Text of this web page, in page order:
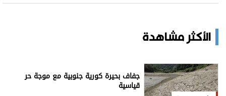
الأكثر مشاهدة
جفاف بحيرة كورية جنوبية مع موجة حر
قياسية